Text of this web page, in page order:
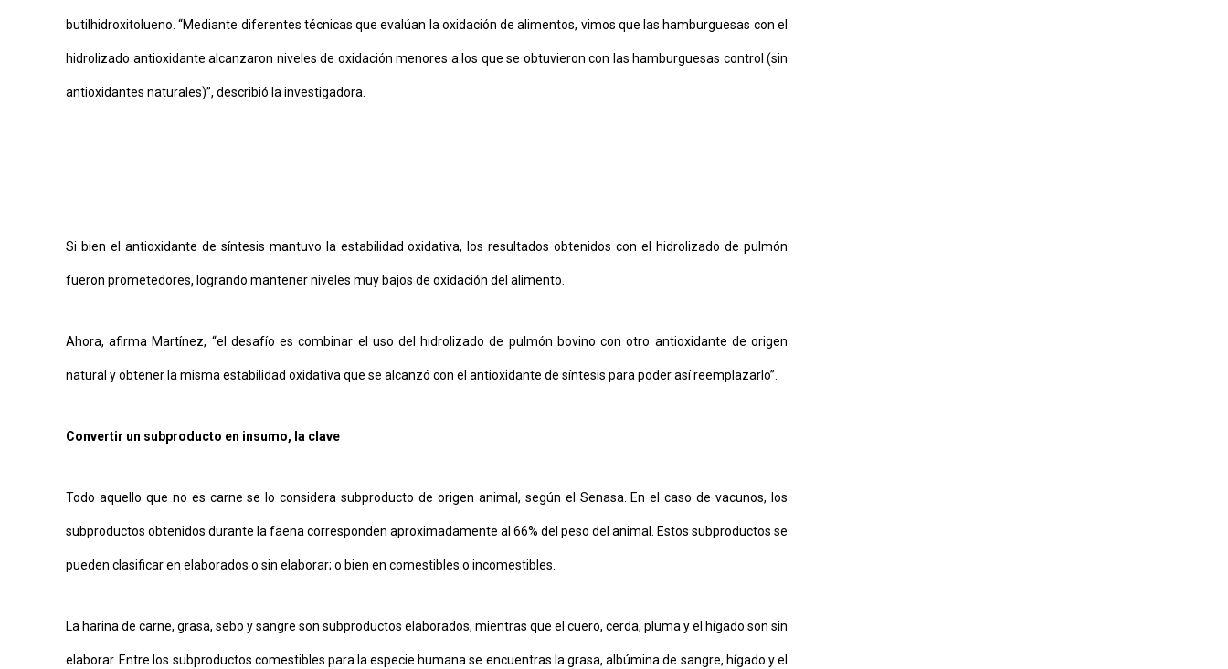
butilhidroxitolueno. “Mediante diferentes técnicas que evalúan la oxidación de alimentos, vimos que las hamburguesas con el
hidrolizado antioxidante alcanzaron niveles de oxidación menores a los que se obtuvieron con las hamburguesas control (sin
antioxidantes naturales)”, describió la investigadora.
Si bien el antioxidante de síntesis mantuvo la estabilidad oxidativa, los resultados obtenidos con el hidrolizado de pulmón
fueron prometedores, logrando mantener niveles muy bajos de oxidación del alimento.
Ahora, afirma Martínez, “el desafío es combinar el uso del hidrolizado de pulmón bovino con otro antioxidante de origen
natural y obtener la misma estabilidad oxidativa que se alcanzó con el antioxidante de síntesis para poder así reemplazarlo”.
Convertir un subproducto en insumo, la clave
Todo aquello que no es carne se lo considera subproducto de origen animal, según el Senasa. En el caso de vacunos, los
subproductos obtenidos durante la faena corresponden aproximadamente al 66% del peso del animal. Estos subproductos se
pueden clasificar en elaborados o sin elaborar; o bien en comestibles o incomestibles.
La harina de carne, grasa, sebo y sangre son subproductos elaborados, mientras que el cuero, cerda, pluma y el hígado son sin
elaborar. Entre los subproductos comestibles para la especie humana se encuentras la grasa, albúmina de sangre, hígado y el